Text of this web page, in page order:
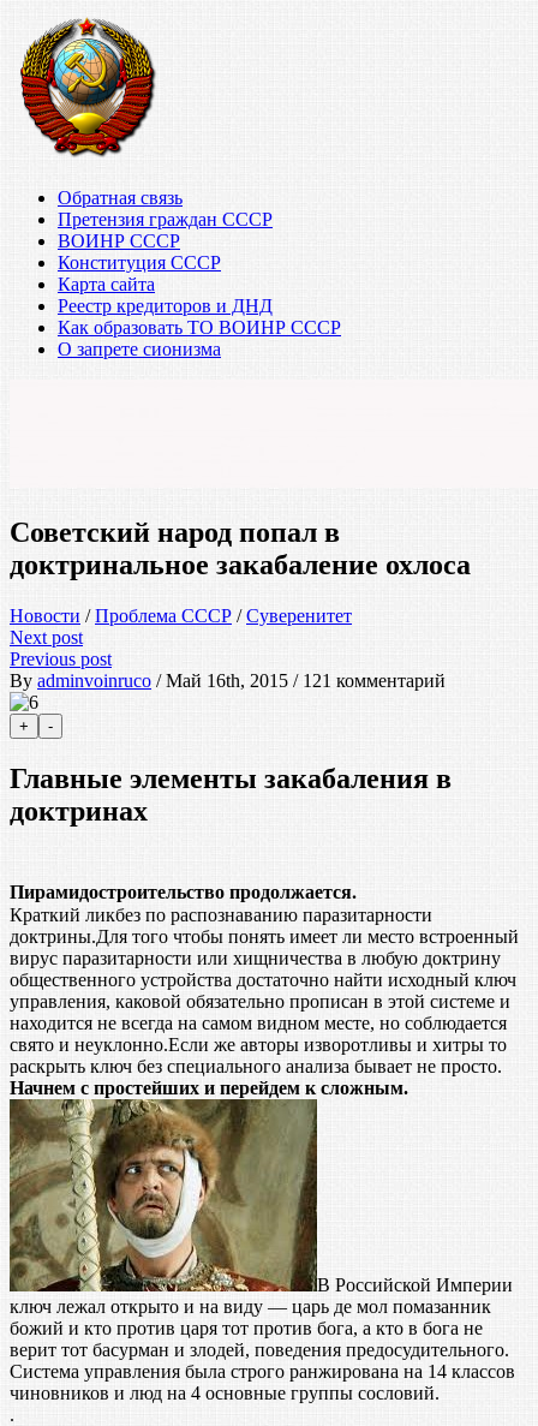
Обратная связь
Претензия граждан СССР
ВОИНР СССР
Конституция СССР
Карта сайта
Реестр кредиторов и ДНД
Как образовать ТО ВОИНР СССР
О запрете сионизма
Советский народ попал в
доктринальное закабаление охлоса
Новости /Проблема СССР /Суверенитет
Next post
Previous post
By adminvoinruco / Май 16th, 2015 / 121 комментарий
Главные элементы закабаления в
доктринах
Пирамидостроительство продолжается.
Краткий ликбез по распознаванию паразитарности
доктрины.Для того чтобы понять имеет ли место встроенный
вирус паразитарности или хищничества в любую доктрину
общественного устройства достаточно найти исходный ключ
управления, каковой обязательно прописан в этой системе и
находится не всегда на самом видном месте, но соблюдается
свято и неуклонно.Если же авторы изворотливы и хитры то
раскрыть ключ без специального анализа бывает не просто.
Начнем с простейших и перейдем к сложным.
В Российской Империи
ключ лежал открыто и на виду — царь де мол помазанник
божий и кто против царя тот против бога, а кто в бога не
верит тот басурман и злодей, поведения предосудительного.
Система управления была строго ранжирована на 14 классов
чиновников и люд на 4 основные группы сословий.
.